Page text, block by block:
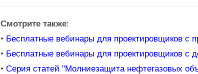
Смотрите также:
• Бесплатные вебинары для проектировщиков с
• Бесплатные вебинары для проектировщиков с
• Серия статей "Молниезащита нефтегазовых